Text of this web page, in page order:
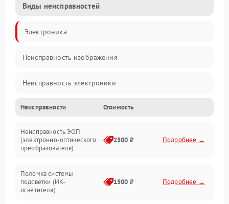
Виды неисправностей
Электроника
Неисправность изображения
Неисправность электроники
Механические повреждения
Неисправность управления
Оптика
Неисправности Стоимость
Неисправность ЭОП
(электронно-оптического
преобразователя)
2500 ₽ Подробнее →
Поломка системы
подсветки (ИК-
осветителя)
1500 ₽ Подробнее →